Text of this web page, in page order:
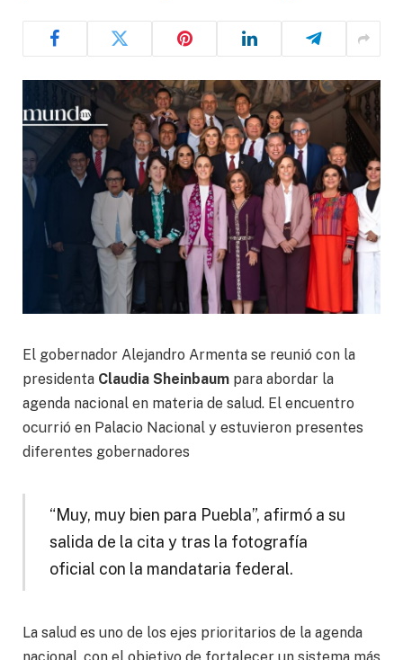
El gobernador Alejandro Armenta se reunió con la
presidenta Claudia Sheinbaum para abordar la
agenda nacional en materia de salud. El encuentro
ocurrió en Palacio Nacional y estuvieron presentes
diferentes gobernadores
“Muy, muy bien para Puebla”, afirmó a su
salida de la cita y tras la fotografía
oficial con la mandataria federal.
La salud es uno de los ejes prioritarios de la agenda
nacional, con el objetivo de fortalecer un sistema más